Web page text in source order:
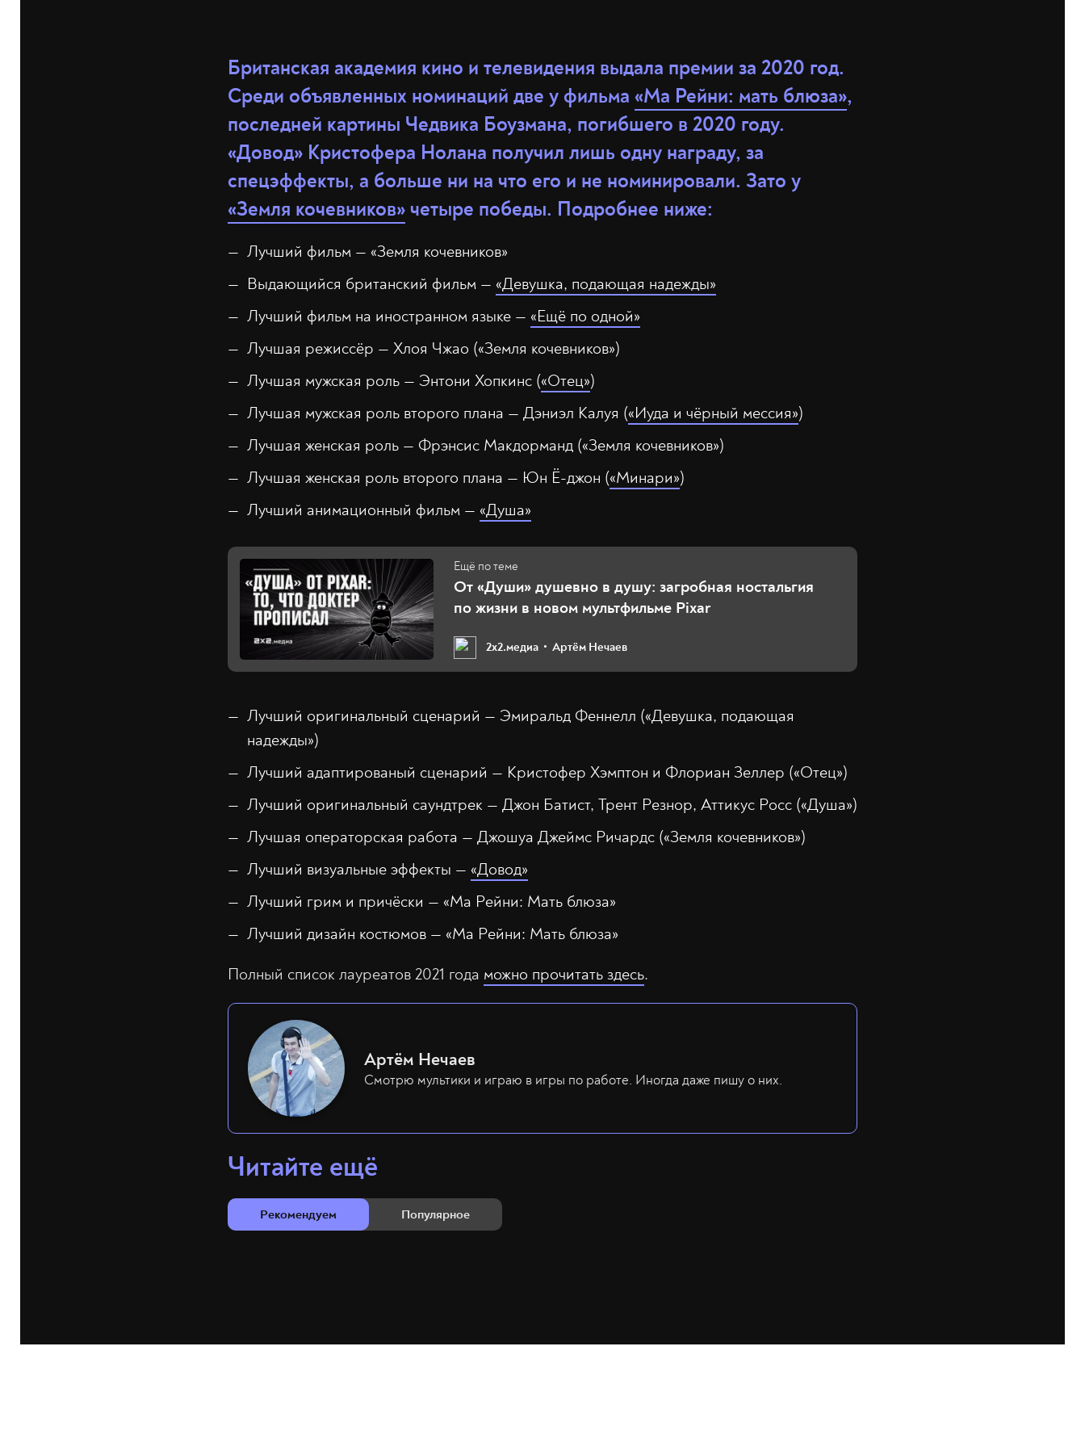
Британская академия кино и телевидения выдала премии за 2020 год.
Среди объявленных номинаций две у фильма «Ма Рейни: мать блюза»,
последней картины Чедвика Боузмана, погибшего в 2020 году.
«Довод» Кристофера Нолана получил лишь одну награду, за
спецэффекты, а больше ни на что его и не номинировали. Зато у
«Земля кочевников» четыре победы. Подробнее ниже:
Лучший фильм — «Земля кочевников»
Выдающийся британский фильм — «Девушка, подающая надежды»
Лучший фильм на иностранном языке — «Ещё по одной»
Лучшая режиссёр — Хлоя Чжао («Земля кочевников»)
Лучшая мужская роль — Энтони Хопкинс («Отец»)
Лучшая мужская роль второго плана — Дэниэл Калуя («Иуда и чёрный мессия»)
Лучшая женская роль — Фрэнсис Макдорманд («Земля кочевников»)
Лучшая женская роль второго плана — Юн Ё-джон («Минари»)
Лучший анимационный фильм — «Душа»
От «Души» душевно в душу: загробная ностальгия
по жизни в новом мультфильме Pixar
2х2.медиа Артём Нечаев
Лучший оригинальный сценарий — Эмиральд Феннелл («Девушка, подающая
надежды»)
Лучший адаптированый сценарий — Кристофер Хэмптон и Флориан Зеллер («Отец»)
Лучший оригинальный саундтрек — Джон Батист, Трент Резнор, Аттикус Росс («Душа»)
Лучшая операторская работа — Джошуа Джеймс Ричардс («Земля кочевников»)
Лучший визуальные эффекты — «Довод»
Лучший грим и причёски — «Ма Рейни: Мать блюза»
Лучший дизайн костюмов — «Ма Рейни: Мать блюза»
Полный список лауреатов 2021 года можно прочитать здесь.
Артём Нечаев
Смотрю мультики и играю в игры по работе. Иногда даже пишу о них.
Читайте ещё
Рекомендуем Популярное